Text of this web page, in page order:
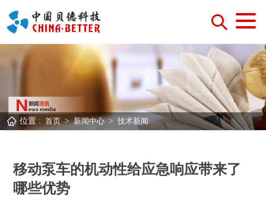
位置 : 首页 > 新闻中心 > 技术新闻
移动泵车的机动性给应急响应带来了
哪些优势